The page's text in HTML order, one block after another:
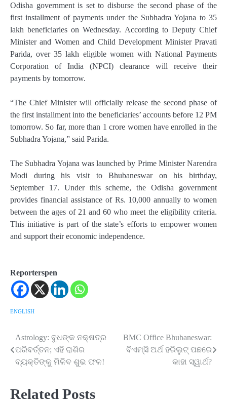
Odisha government is set to disburse the second phase of the
first installment of payments under the Subhadra Yojana to 35
lakh beneficiaries on Wednesday. According to Deputy Chief
Minister and Women and Child Development Minister Pravati
Parida, over 35 lakh eligible women with National Payments
Corporation of India (NPCI) clearance will receive their
payments by tomorrow.
“The Chief Minister will officially release the second phase of
the first installment into the beneficiaries’ accounts before 12 PM
tomorrow. So far, more than 1 crore women have enrolled in the
Subhadra Yojana,” said Parida.
The Subhadra Yojana was launched by Prime Minister Narendra
Modi during his visit to Bhubaneswar on his birthday,
September 17. Under this scheme, the Odisha government
provides financial assistance of Rs. 10,000 annually to women
between the ages of 21 and 60 who meet the eligibility criteria.
This initiative is part of the state’s efforts to empower women
and support their economic independence.
Reporterspen
ENGLISH
Post
navigation
Astrology: ବୁଧଙ୍କ ନକ୍ଷତ୍ର
ପରିବର୍ତ୍ତନ; ଏହି ରାଶିର
ବ୍ୟକ୍ତିଙ୍କୁ ମିଳିବ ଶୁଭ ଫଳ!
BMC Office Bhubaneswar:
ବିଏମ୍‌ସି ଅର୍ଥ ହରିଲୁଟ୍ ପଛରେ
କାହା ସ୍ୱାର୍ଥ?
Related Posts